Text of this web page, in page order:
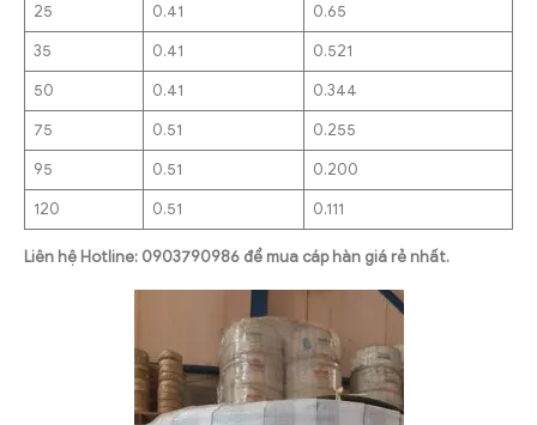
25 0.41
0.65
35
0.41
0.521
50
0.41
0.344
75
0.51
0.255
95
0.51
0.200
120
0.51 0.111
Liên hệ Hotline: 0903790986 để mua cáp hàn giá rẻ nhất.